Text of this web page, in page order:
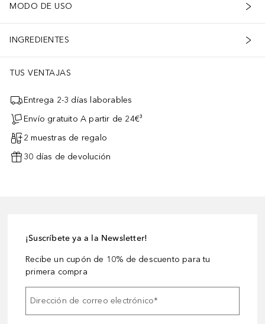
MODO DE USO
INGREDIENTES
TUS VENTAJAS
Entrega 2-3 días laborables
Envío gratuito A partir de 24€³
2 muestras de regalo
30 días de devolución
¡Suscríbete ya a la Newsletter!
Recibe un cupón de 10% de descuento para tu
primera compra
Dirección de correo electrónico*